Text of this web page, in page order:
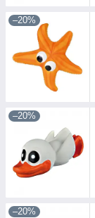
–20%
–20%
–20%